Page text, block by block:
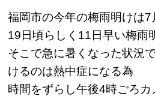
福岡市の今年の梅雨明けは
19日頃らしく11日早い梅雨
そこで急に暑くなった状況
けるのは熱中症になる為
時間をずらし午後4時ごろ